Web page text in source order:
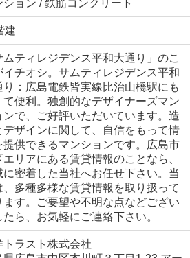
ション / 鉄筋コンクリート
建
ムティレジデンス平和大通り」のこ
イチオシ。サムティレジデンス平和
り：広島電鉄皆実線比治山橋駅にも
て便利。独創的なデザイナーズマン
ンで、ご好評いただいています。造
デザインに関して、自信をもって情
提供できるマンションです。広島市
エリアにある賃貸情報のことなら、
に密着した当社へお任せ下さい。当
、多種多様な賃貸情報を取り扱って
ます。ご要望や不明な点などござい
たら、お気軽にご連絡下さい。
トラスト株式会社